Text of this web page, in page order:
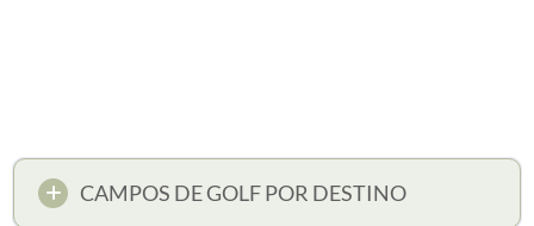
CAMPOS DE GOLF POR DESTINO